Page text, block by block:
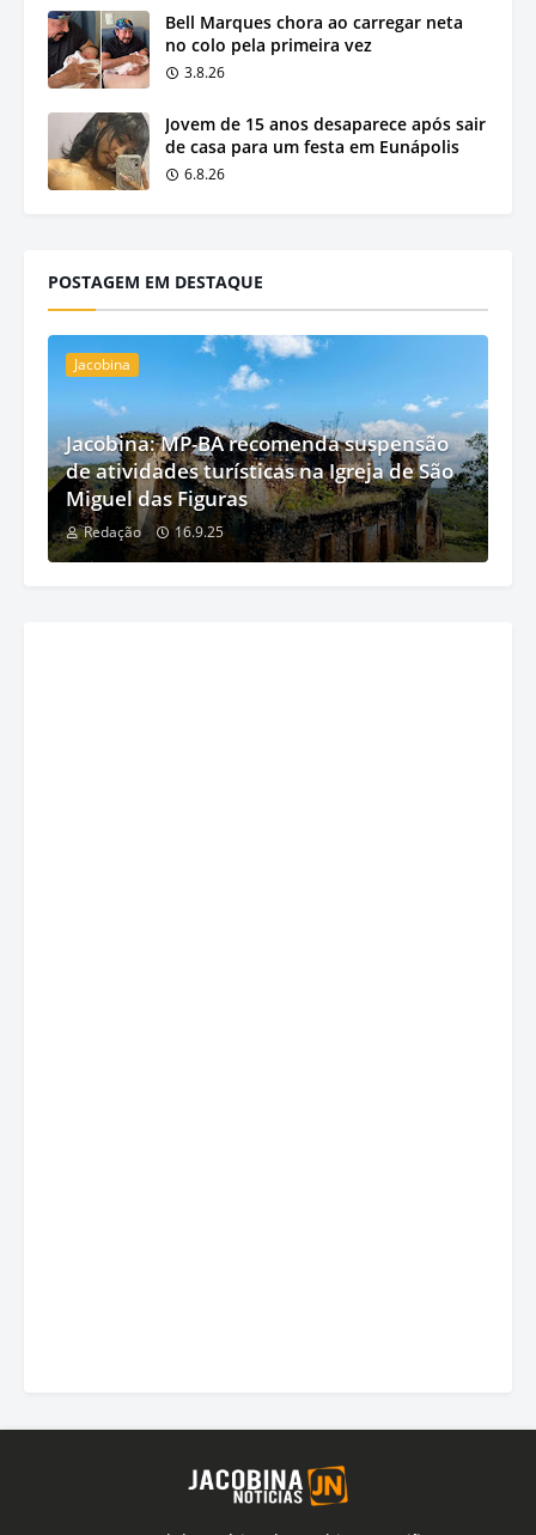
Bell Marques chora ao carregar neta
no colo pela primeira vez
3.8.26
Jovem de 15 anos desaparece após sair
de casa para um festa em Eunápolis
6.8.26
POSTAGEM EM DESTAQUE
Jacobina
Jacobina: MP-BA recomenda suspensão
de atividades turísticas na Igreja de São
Miguel das Figuras
Redação 16.9.25